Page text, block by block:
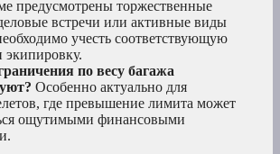
предусмотрены торжественные
встречи или активные виды
учесть соответствующую
экипировку.
по весу багажа
Особенно актуально для
где превышение лимита может
ощутимыми финансовыми